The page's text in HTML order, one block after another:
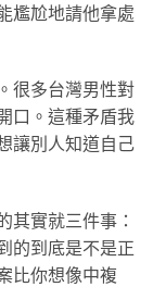
尷尬地請他拿處
很多台灣男性對
口。這種矛盾我
讓別人知道自己
其實就三件事：
的到底是不是正
比你想像中複